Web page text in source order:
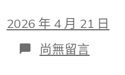
2026 年 4 月 21 日
在
〈提
尚無留言